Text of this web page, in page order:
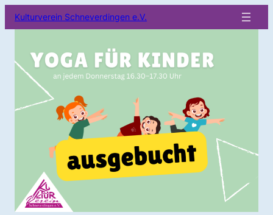
Kulturverein Schneverdingen e.V.